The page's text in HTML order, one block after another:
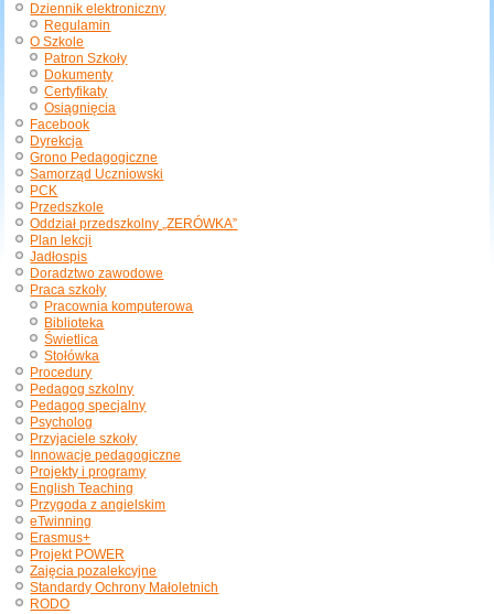
Dziennik elektroniczny
Regulamin
O Szkole
Patron Szkoły
Dokumenty
Certyfikaty
Osiągnięcia
Facebook
Dyrekcja
Grono Pedagogiczne
Samorząd Uczniowski
PCK
Przedszkole
Oddział przedszkolny „ZERÓWKA”
Plan lekcji
Jadłospis
Doradztwo zawodowe
Praca szkoły
Pracownia komputerowa
Biblioteka
Świetlica
Stołówka
Procedury
Pedagog szkolny
Pedagog specjalny
Psycholog
Przyjaciele szkoły
Innowacje pedagogiczne
Projekty i programy
English Teaching
Przygoda z angielskim
eTwinning
Erasmus+
Projekt POWER
Zajęcia pozalekcyjne
Standardy Ochrony Małoletnich
RODO